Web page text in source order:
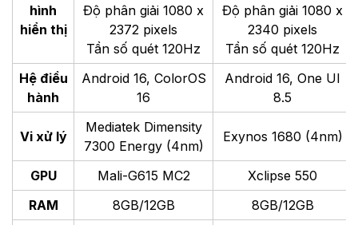
hình
hiển thị
Độ phân giải 1080 x
2372 pixels
Tần số quét 120Hz
Độ phân giải 1080 x
2340 pixels
Tần số quét 120Hz
Hệ điều
hành
Android 16, ColorOS
16
Android 16, One UI
8.5
Vi xử lý
Mediatek Dimensity
7300 Energy (4nm)
Exynos 1680 (4nm)
GPU Mali-G615 MC2
Xclipse 550
RAM
8GB/12GB
8GB/12GB